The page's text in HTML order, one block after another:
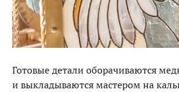
Готовые детали оборачиваются
и выкладываются мастером на